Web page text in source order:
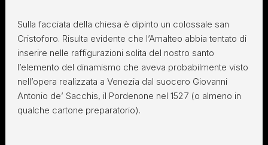
Sulla facciata della chiesa è dipinto un colossale san
Cristoforo. Risulta evidente che l’Amalteo abbia tentato di
inserire nelle raffigurazioni solita del nostro santo
l’elemento del dinamismo che aveva probabilmente visto
nell’opera realizzata a Venezia dal suocero Giovanni
Antonio de’ Sacchis, il Pordenone nel 1527 (o almeno in
qualche cartone preparatorio).